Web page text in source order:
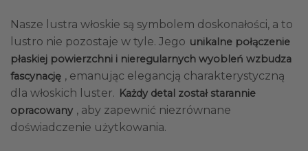
Nasze lustra włoskie są symbolem doskonałości, a to
lustro nie pozostaje w tyle. Jego unikalne połączenie
płaskiej powierzchni i nieregularnych wyobleń wzbudza
fascynację , emanując elegancją charakterystyczną
dla włoskich luster. Każdy detal został starannie
opracowany , aby zapewnić niezrównane
doświadczenie użytkowania.